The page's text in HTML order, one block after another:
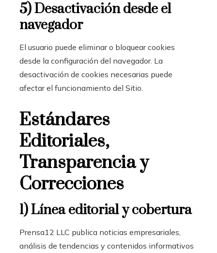
5) Desactivación desde el
navegador
El usuario puede eliminar o bloquear cookies
desde la configuración del navegador. La
desactivación de cookies necesarias puede
afectar el funcionamiento del Sitio.
Estándares
Editoriales,
Transparencia y
Correcciones
1) Línea editorial y cobertura
Prensa12 LLC publica noticias empresariales,
análisis de tendencias y contenidos informativos